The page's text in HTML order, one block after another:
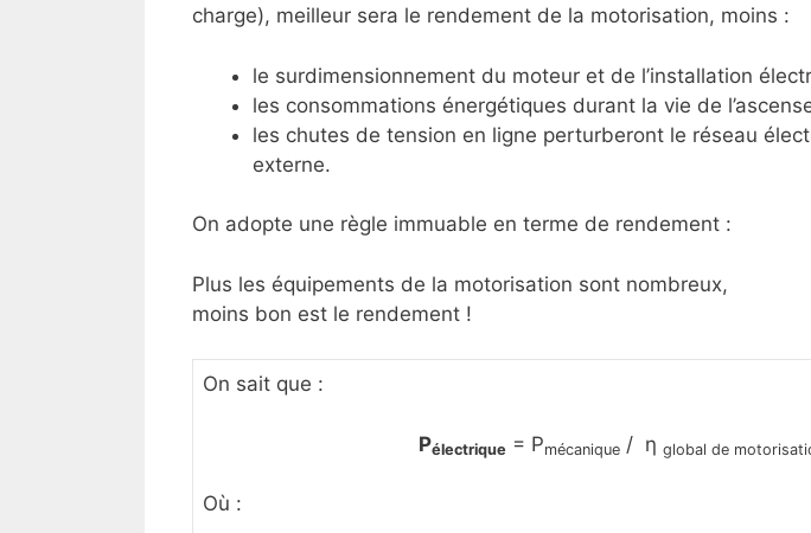
charge), meilleur sera le rendement de la motorisation, moins :
le surdimensionnement du moteur et de l’installation
les consommations énergétiques durant la vie de
les chutes de tension en ligne perturberont le réseau
externe.
On adopte une règle immuable en terme de rendement :
Plus les équipements de la motorisation sont nombreux,
moins bon est le rendement !
On sait que :
Pélectrique = Pmécanique / η global de
Où :